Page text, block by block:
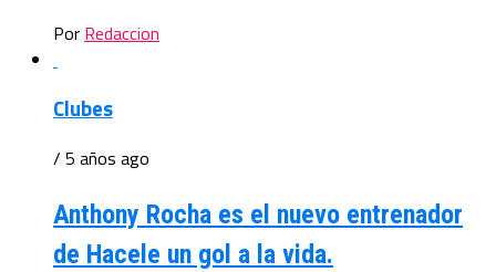
Por Redaccion
Clubes
/ 5 años ago
Anthony Rocha es el nuevo entrenador
de Hacele un gol a la vida.